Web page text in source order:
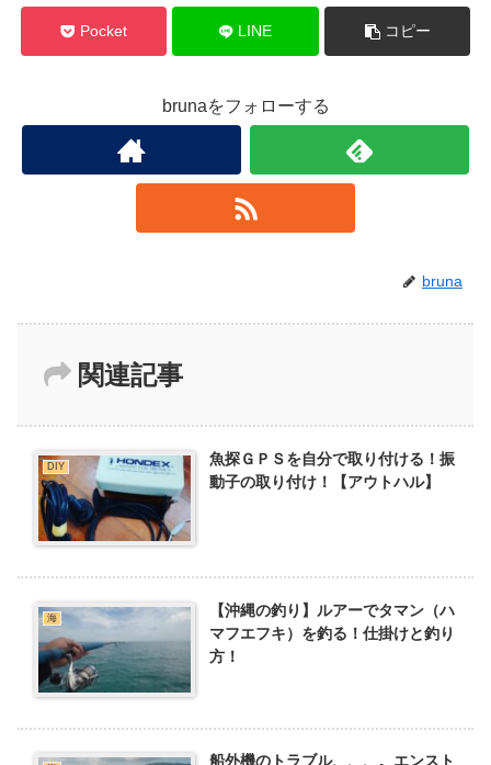
Pocket LINE コピー
brunaをフォローする
bruna
関連記事
DIY
魚探ＧＰＳを自分で取り付ける！振
動子の取り付け！【アウトハル】
海
【沖縄の釣り】ルアーでタマン（ハ
マフエフキ）を釣る！仕掛けと釣り
方！
船外機のトラブル、、、。エンスト